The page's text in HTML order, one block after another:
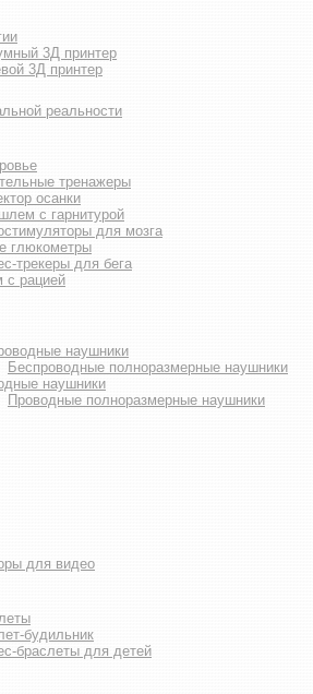
3Д принтер
3Д принтер
реальности
тренажеры
осанки
с гарнитурой
для мозга
глюкометры
трекеры для бега
с рацией
наушники
Беспроводные полноразмерные наушники
наушники
Проводные полноразмерные наушники
для видео
будильник
браслеты для детей